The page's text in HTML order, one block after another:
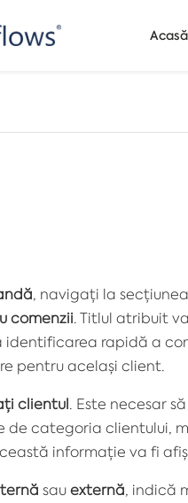
Acasă
, navigați la secțiunea
comenzii. Titlul atribuit
rapidă a
pentru același client.
clientul. Este necesar
de categoria clientului,
informație va fi
sau externă, indică